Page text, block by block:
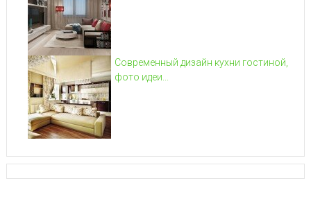
Современный дизайн кухни гостиной,
фото идеи...